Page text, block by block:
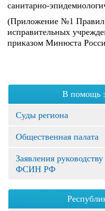
санитарно-
(Приложение №1 Правил
исправительных
приказом Минюста
В помощь
Суды региона
Общественная палата
Заявления
ФСИН РФ